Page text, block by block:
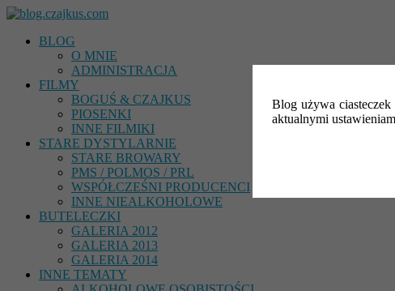
Blog używa
aktualnymi
BLOG
O MNIE
ADMINISTRACJA
FILMY
BOGUŚ & CZAJKUS
PIOSENKI
INNE FILMIKI
STARE DYSTYLARNIE
STARE BROWARY
PMS / POLMOS / PRL
WSPÓŁCZEŚNI PRODUCENCI
INNE NIEALKOHOLOWE
BUTELECZKI
GALERIA 2012
GALERIA 2013
GALERIA 2014
INNE TEMATY